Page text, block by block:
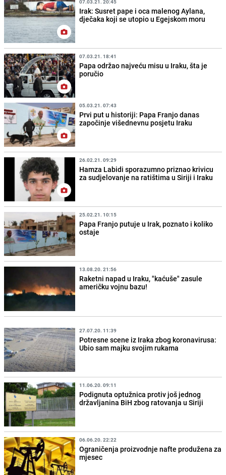
Irak: Susret pape i oca malenog Aylana,
dječaka koji se utopio u Egejskom moru
07.03.21. 18:41
Papa održao najveću misu u Iraku, šta je
poručio
05.03.21. 07:43
Prvi put u historiji: Papa Franjo danas
započinje višednevnu posjetu Iraku
26.02.21. 09:29
Hamza Labidi sporazumno priznao krivicu
za sudjelovanje na ratištima u Siriji i Iraku
25.02.21. 10:15
Papa Franjo putuje u Irak, poznato i koliko
ostaje
13.08.20. 21:56
Raketni napad u Iraku, "kaćuše" zasule
američku vojnu bazu!
27.07.20. 11:39
Potresne scene iz Iraka zbog koronavirusa:
Ubio sam majku svojim rukama
11.06.20. 09:11
Podignuta optužnica protiv još jednog
državljanina BiH zbog ratovanja u Siriji
06.06.20. 22:22
Ograničenja proizvodnje nafte produžena za
mjesec